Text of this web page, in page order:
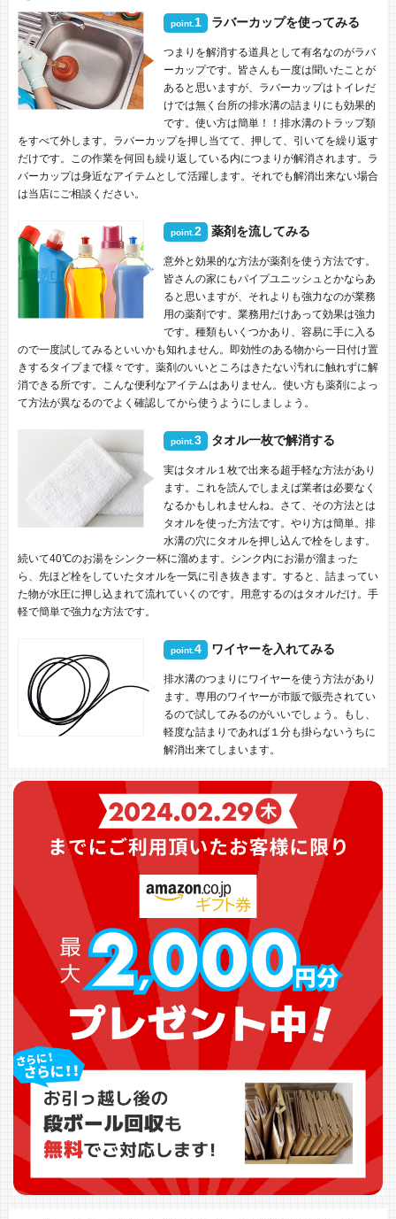
point. 1 ラバーカップを使ってみる
つまりを解消する道具として有名なのがラバ
ーカップです。皆さんも一度は聞いたことが
あると思いますが、ラバーカップはトイレだ
けでは無く台所の排水溝の詰まりにも効果的
です。使い方は簡単！！排水溝のトラップ類
をすべて外します。ラバーカップを押し当てて、押して、引いてを繰り返す
だけです。この作業を何回も繰り返している内につまりが解消されます。ラ
バーカップは身近なアイテムとして活躍します。それでも解消出来ない場合
は当店にご相談ください。
point.2 薬剤を流してみる
意外と効果的な方法が薬剤を使う方法です。
皆さんの家にもパイプユニッシュとかならあ
ると思いますが、それよりも強力なのが業務
用の薬剤です。業務用だけあって効果は強力
です。種類もいくつかあり、容易に手に入る
ので一度試してみるといいかも知れません。即効性のある物から一日付け置
きするタイプまで様々です。薬剤のいいところはきたない汚れに触れずに解
消できる所です。こんな便利なアイテムはありません。使い方も薬剤によっ
て方法が異なるのでよく確認してから使うようにしましょう。
point.3 タオル一枚で解消する
実はタオル１枚で出来る超手軽な方法があり
ます。これを読んでしまえば業者は必要なく
なるかもしれませんね。さて、その方法とは
タオルを使った方法です。やり方は簡単。排
水溝の穴にタオルを押し込んで栓をします。
続いて40℃のお湯をシンク一杯に溜めます。シンク内にお湯が溜まった
ら、先ほど栓をしていたタオルを一気に引き抜きます。すると、詰まってい
た物が水圧に押し込まれて流れていくのです。用意するのはタオルだけ。手
軽で簡単で強力な方法です。
point.4 ワイヤーを入れてみる
排水溝のつまりにワイヤーを使う方法があり
ます。専用のワイヤーが市販で販売されてい
るので試してみるのがいいでしょう。もし、
軽度な詰まりであれば１分も掛らないうちに
解消出来てしまいます。